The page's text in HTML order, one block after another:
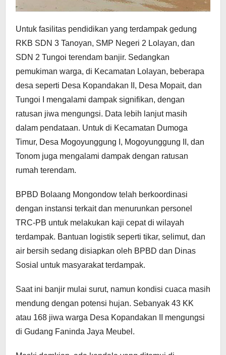
Untuk fasilitas pendidikan yang terdampak gedung
RKB SDN 3 Tanoyan, SMP Negeri 2 Lolayan, dan
SDN 2 Tungoi terendam banjir. Sedangkan
pemukiman warga, di Kecamatan Lolayan, beberapa
desa seperti Desa Kopandakan II, Desa Mopait, dan
Tungoi I mengalami dampak signifikan, dengan
ratusan jiwa mengungsi. Data lebih lanjut masih
dalam pendataan. Untuk di Kecamatan Dumoga
Timur, Desa Mogoyunggung I, Mogoyunggung II, dan
Tonom juga mengalami dampak dengan ratusan
rumah terendam.
BPBD Bolaang Mongondow telah berkoordinasi
dengan instansi terkait dan menurunkan personel
TRC-PB untuk melakukan kaji cepat di wilayah
terdampak. Bantuan logistik seperti tikar, selimut, dan
air bersih sedang disiapkan oleh BPBD dan Dinas
Sosial untuk masyarakat terdampak.
Saat ini banjir mulai surut, namun kondisi cuaca masih
mendung dengan potensi hujan. Sebanyak 43 KK
atau 168 jiwa warga Desa Kopandakan II mengungsi
di Gudang Faninda Jaya Meubel.